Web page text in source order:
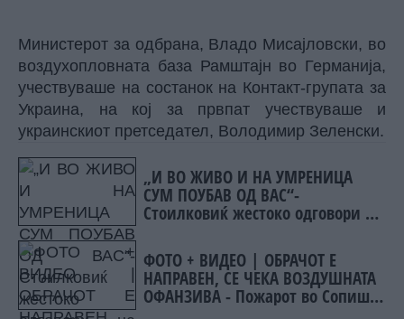
Министерот за одбрана, Владо Мисајловски, во
воздухопловната база Рамштајн во Германија,
учествуваше на состанок на Контакт-групата за
Украина, на кој за првпат учествуваше и
украинскиот претседател, Володимир Зеленски.
„И ВО ЖИВО И НА УМРЕНИЦА
СУМ ПОУБАВ ОД ВАС“-
Стоилковиќ жестоко одговори на
СДСМ
ФОТО + ВИДЕО | ОБРАЧОТ Е
НАПРАВЕН, СЕ ЧЕКА ВОЗДУШНАТА
ОФАНЗИВА - Пожарот во Сопиште